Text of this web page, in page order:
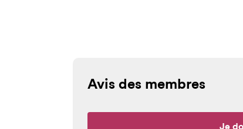
Avis des membres
Je